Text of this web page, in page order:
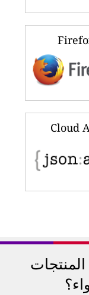
Cloud